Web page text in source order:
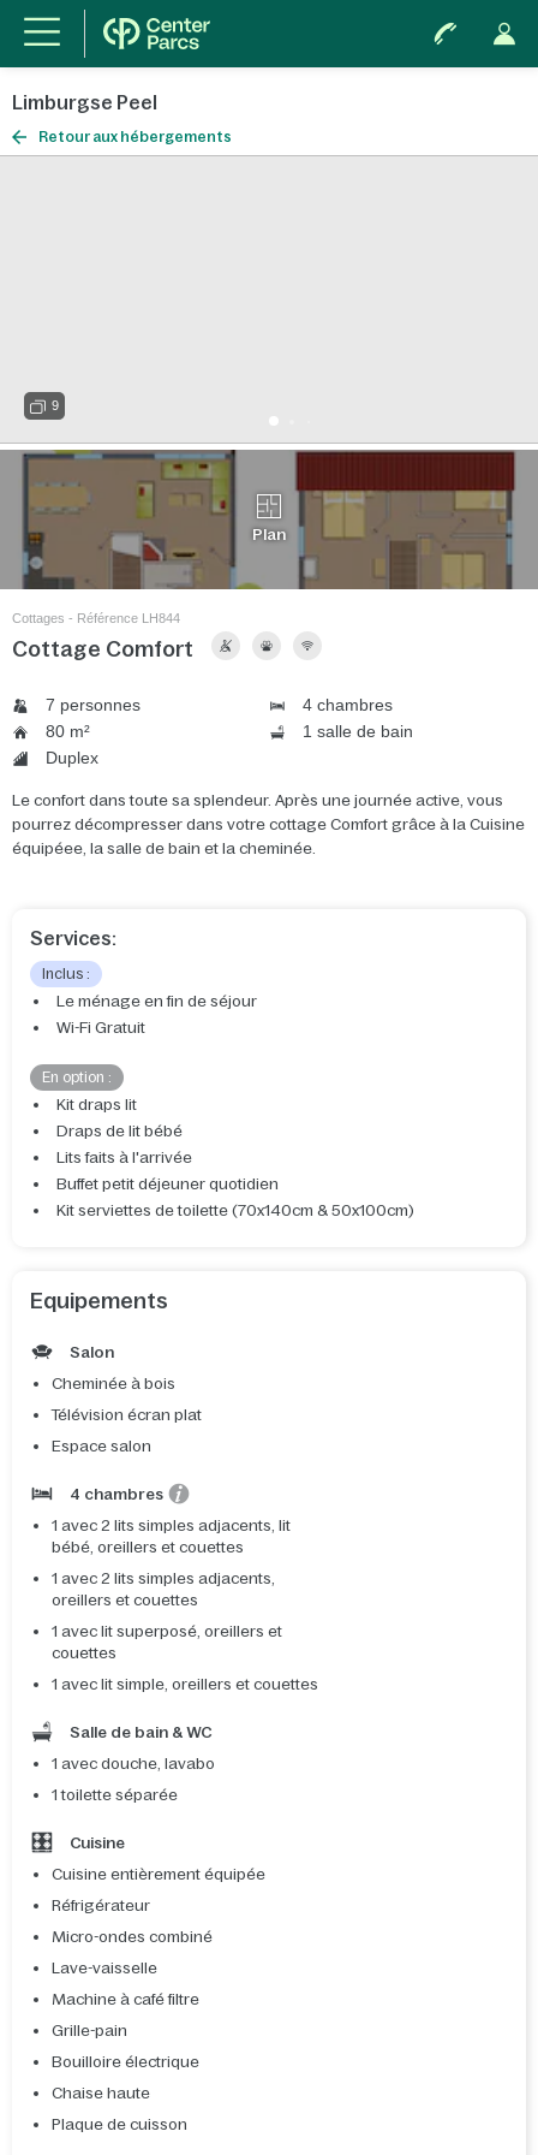
Limburgse Peel
Retour aux hébergements
9
Plan
Cottages - Référence LH844
Cottage Comfort
7 personnes
4 chambres
80 m²
1 salle de bain
Duplex
Le confort dans toute sa splendeur. Après une journée active, vous
pourrez décompresser dans votre cottage Comfort grâce à la Cuisine
équipéee, la salle de bain et la cheminée.
Services:
Inclus :
Le ménage en fin de séjour
Wi-Fi Gratuit
En option :
Kit draps lit
Draps de lit bébé
Lits faits à l'arrivée
Buffet petit déjeuner quotidien
Kit serviettes de toilette (70x140cm & 50x100cm)
Equipements
Salon
Cheminée à bois
Télévision écran plat
Espace salon
4 chambres
1 avec 2 lits simples adjacents, lit
bébé, oreillers et couettes
1 avec 2 lits simples adjacents,
oreillers et couettes
1 avec lit superposé, oreillers et
couettes
1 avec lit simple, oreillers et couettes
Salle de bain & WC
1 avec douche, lavabo
1 toilette séparée
Cuisine
Cuisine entièrement équipée
Réfrigérateur
Micro-ondes combiné
Lave-vaisselle
Machine à café filtre
Grille-pain
Bouilloire électrique
Chaise haute
Plaque de cuisson